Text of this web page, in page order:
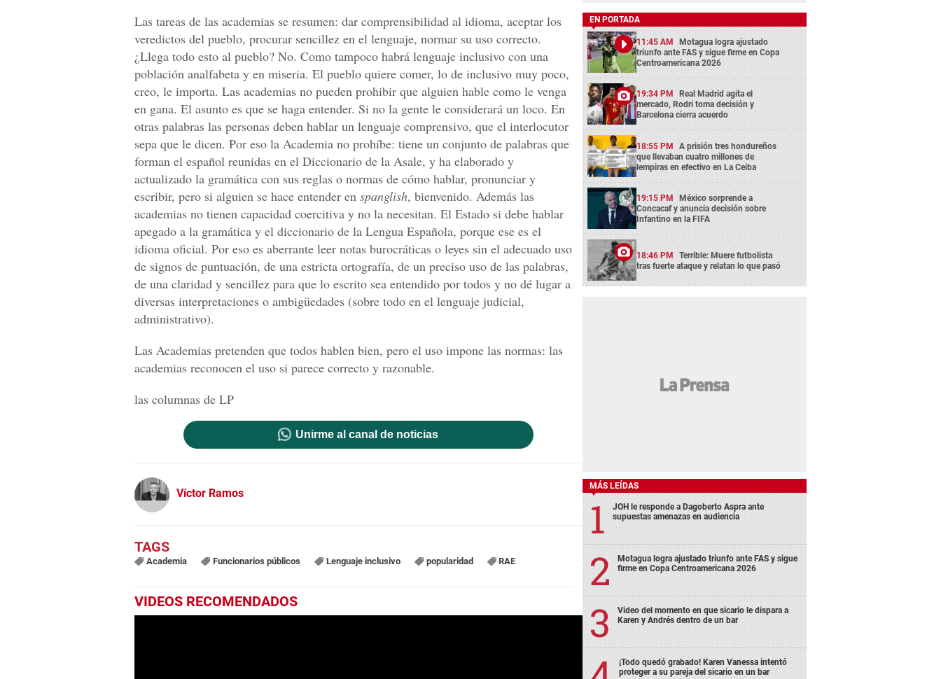
Las tareas de las academias se resumen: dar comprensibilidad al idioma, aceptar los
veredictos del pueblo, procurar sencillez en el lenguaje, normar su uso correcto.
¿Llega todo esto al pueblo? No. Como tampoco habrá lenguaje inclusivo con una
población analfabeta y en miseria. El pueblo quiere comer, lo de inclusivo muy poco,
creo, le importa. Las academias no pueden prohibir que alguien hable como le venga
en gana. El asunto es que se haga entender. Si no la gente le considerará un loco. En
otras palabras las personas deben hablar un lenguaje comprensivo, que el interlocutor
sepa que le dicen. Por eso la Academia no prohíbe: tiene un conjunto de palabras que
forman el español reunidas en el Diccionario de la Asale, y ha elaborado y
actualizado la gramática con sus reglas o normas de cómo hablar, pronunciar y
escribir, pero si alguien se hace entender en spanglish, bienvenido. Además las
academias no tienen capacidad coercitiva y no la necesitan. El Estado si debe hablar
apegado a la gramática y el diccionario de la Lengua Española, porque ese es el
idioma oficial. Por eso es aberrante leer notas burocráticas o leyes sin el adecuado uso
de signos de puntuación, de una estricta ortografía, de un preciso uso de las palabras,
de una claridad y sencillez para que lo escrito sea entendido por todos y no dé lugar a
diversas interpretaciones o ambigüedades (sobre todo en el lenguaje judicial,
administrativo).
Las Academias pretenden que todos hablen bien, pero el uso impone las normas: las
academias reconocen el uso si parece correcto y razonable.
las columnas de LP
Unirme al canal de noticias
Víctor Ramos
Academia Funcionarios públicos Lenguaje inclusivo popularidad RAE
VIDEOS RECOMENDADOS
EN PORTADA
11:45 AM Motagua logra ajustado
triunfo ante FAS y sigue firme en Copa
Centroamericana 2026
19:34 PM Real Madrid agita el
mercado, Rodri toma decisión y
Barcelona cierra acuerdo
18:55 PM A prisión tres hondureños
que llevaban cuatro millones de
lempiras en efectivo en La Ceiba
19:15 PM México sorprende a
Concacaf y anuncia decisión sobre
Infantino en la FIFA
18:46 PM Terrible: Muere futbolista
tras fuerte ataque y relatan lo que pasó
MÁS LEÍDAS
JOH le responde a Dagoberto Aspra ante
supuestas amenazas en audiencia
Motagua logra ajustado triunfo ante FAS y sigue
firme en Copa Centroamericana 2026
Video del momento en que sicario le dispara a
Karen y Andrés dentro de un bar
¡Todo quedó grabado! Karen Vanessa intentó
proteger a su pareja del sicario en un bar